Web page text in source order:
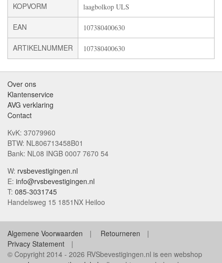
KOPVORM laagbolkop ULS
EAN 107380400630
ARTIKELNUMMER 107380400630
Over ons
Klantenservice
AVG verklaring
Contact
KvK: 37079960
BTW: NL806713458B01
Bank: NL08 INGB 0007 7670 54
W: rvsbevestigingen.nl
E: info@rvsbevestigingen.nl
T: 085-3031745
Handelsweg 15 1851NX Heiloo
Algemene Voorwaarden
Retourneren
Privacy Statement
© Copyright 2014 - 2026 RVSbevestigingen.nl is een webshop